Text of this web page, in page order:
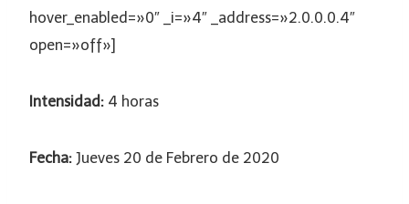
hover_enabled=»0″ _i=»4″ _address=»2.0.0.0.4″
open=»off»]
Intensidad: 4 horas
Fecha: Jueves 20 de Febrero de 2020